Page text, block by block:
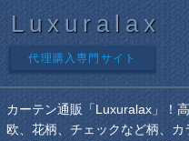
Luxuralax
代理購入専門サイト
カーテン通販「Luxuralax」！
欧、花柄、チェックなど柄、